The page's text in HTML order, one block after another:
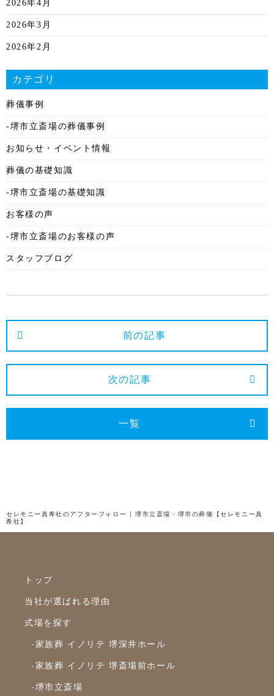
2026年4月
2026年3月
2026年2月
2026年1月
2025年12月
2025年1月
2024年5月
2024年4月
2024年2月
2024年1月
2023年12月
2023年11月
2023年10月
2023年9月
カテゴリ
葬儀事例
-堺市立斎場の葬儀事例
お知らせ・イベント情報
葬儀の基礎知識
-堺市立斎場の基礎知識
お客様の声
-堺市立斎場のお客様の声
スタッフブログ
前の記事
次の記事
一覧
セレモニー真希社のアフターフォロー | 堺市立斎場・堺市の葬儀【セレモニー真
希社】
トップ
当社が選ばれる理由
式場を探す
-家族葬 イノリテ 堺深井ホール
-家族葬 イノリテ 堺斎場前ホール
-堺市立斎場